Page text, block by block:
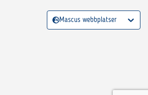
Mascus webbplatser